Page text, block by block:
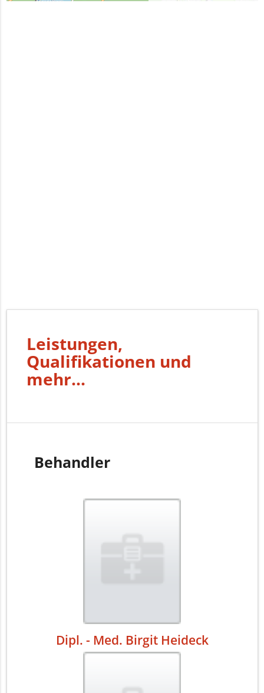
Leistungen,
Qualifikationen und
mehr...
Behandler
Dipl. - Med. Birgit Heideck